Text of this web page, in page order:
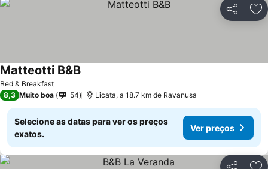
Partilhar
Bed & Breakfast
Matteotti B&B
8,3 Muito boa 54 Licata, a 18.7 km de Ravanusa
Selecione as datas para ver os preços
exatos.
Ver preços